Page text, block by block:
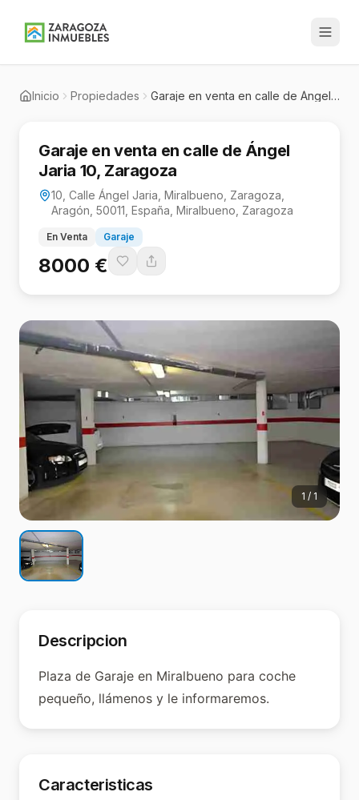
Inicio Propiedades Garaje en venta en calle de Ángel Jaria 10, Zaragoza
Garaje en venta en calle de Ángel
Jaria 10, Zaragoza
10, Calle Ángel Jaria, Miralbueno, Zaragoza,
Aragón, 50011, España, Miralbueno, Zaragoza
En Venta Garaje
8000 €
1 / 1
Descripcion
Plaza de Garaje en Miralbueno para coche
pequeño, llámenos y le informaremos.
Caracteristicas